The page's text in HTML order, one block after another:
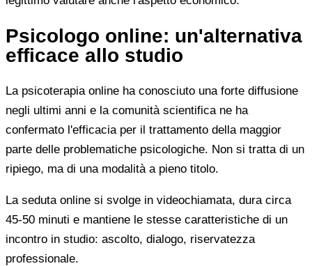
Psicologo online: un'alternativa
efficace allo studio
La psicoterapia online ha conosciuto una forte diffusione
negli ultimi anni e la comunità scientifica ne ha
confermato l'efficacia per il trattamento della maggior
parte delle problematiche psicologiche. Non si tratta di un
ripiego, ma di una modalità a pieno titolo.
La seduta online si svolge in videochiamata, dura circa
45-50 minuti e mantiene le stesse caratteristiche di un
incontro in studio: ascolto, dialogo, riservatezza
professionale.